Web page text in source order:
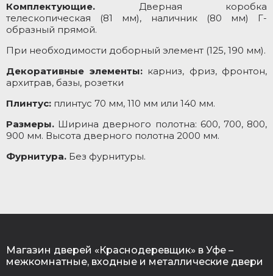
Комплектующие. Дверная коробка
телескопическая (81 мм), наличник (80 мм) Г-
образный прямой.
При необходимости доборный элемент (125, 190 мм).
Декоративные элементы:карниз, фриз, фронтон,
архитрав, базы, розетки
Плинтус: плинтус 70 мм, 110 мм или 140 мм.
Размеры. Ширина дверного полотна: 600, 700, 800,
900 мм. Высота дверного полотна 2000 мм.
Фурнитура. Без фурнитуры.
Магазин дверей «Краснодеревщик» в Уфе –
межкомнатные, входные и металлические двери